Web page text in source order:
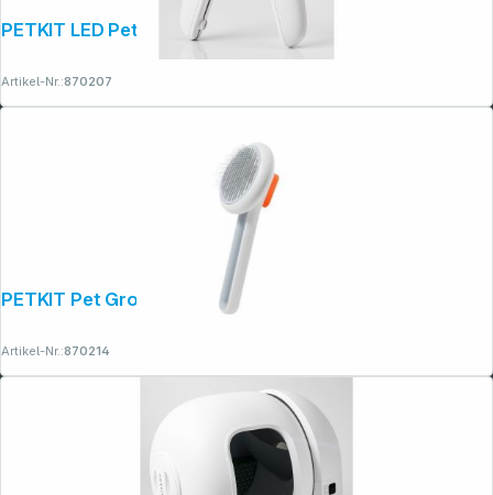
PETKIT LED Pet Nail Clipper (PK403)
Artikel-Nr.:870207
Artikel-Nr.:870214